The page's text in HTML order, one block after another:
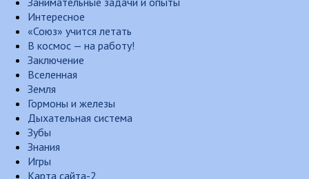
Интересное
«Союз» учится летать
В космос — на работу!
Заключение
Вселенная
Земля
Гормоны и железы
Дыхательная система
Зубы
Знания
Игры
Карта сайта-2